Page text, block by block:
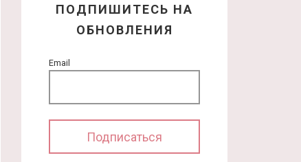
ПОДПИШИТЕСЬ НА
ОБНОВЛЕНИЯ
Email